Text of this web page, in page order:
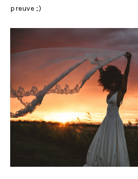
preuve ;)